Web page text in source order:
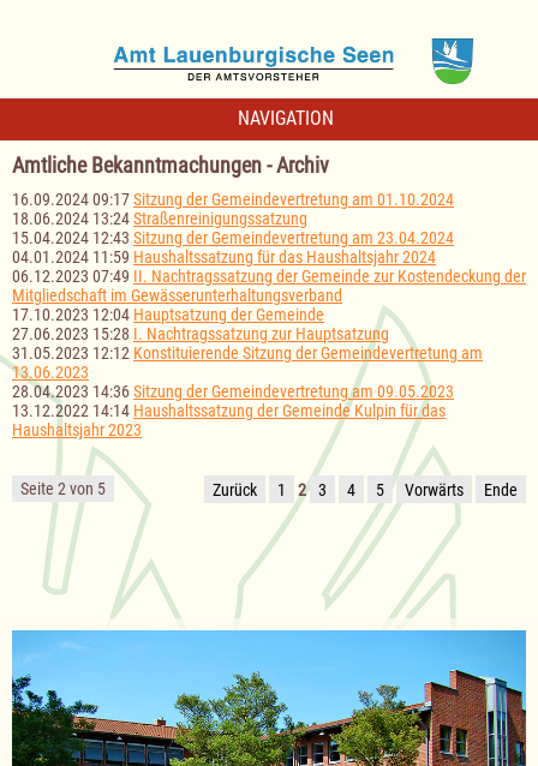
NAVIGATION
Amtliche Bekanntmachungen - Archiv
16.09.2024 09:17Sitzung der Gemeindevertretung am 01.10.2024
18.06.2024 13:24Straßenreinigungssatzung
15.04.2024 12:43 Sitzung der Gemeindevertretung am 23.04.2024
04.01.2024 11:59 Haushaltssatzung für das Haushaltsjahr 2024
06.12.2023 07:49 II. Nachtragssatzung der Gemeinde zur Kostendeckung der
Mitgliedschaft im Gewässerunterhaltungsverband
17.10.2023 12:04 Hauptsatzung der Gemeinde
27.06.2023 15:28 I. Nachtragssatzung zur Hauptsatzung
31.05.2023 12:12 Konstituierende Sitzung der Gemeindevertretung am
13.06.2023
28.04.2023 14:36Sitzung der Gemeindevertretung am 09.05.2023
13.12.2022 14:14 Haushaltssatzung der Gemeinde Kulpin für das
Haushaltsjahr 2023
Seite 2 von 5 Zurück 1 2 3 4 5 Vorwärts Ende